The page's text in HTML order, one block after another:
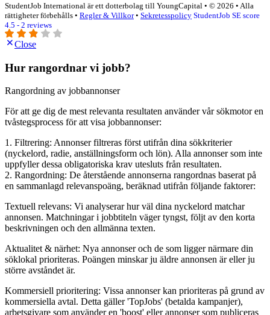
StudentJob International är ett dotterbolag till YoungCapital • © 2026 • Alla
rättigheter förbehålls • Regler & Villkor• Sekretesspolicy StudentJob SE score
4.5 - 2 reviews
Close
Hur rangordnar vi jobb?
Rangordning av jobbannonser
För att ge dig de mest relevanta resultaten använder vår sökmotor en
tvåstegsprocess för att visa jobbannonser:
1. Filtrering: Annonser filtreras först utifrån dina sökkriterier
(nyckelord, radie, anställningsform och lön). Alla annonser som inte
uppfyller dessa obligatoriska krav utesluts från resultaten.
2. Rangordning: De återstående annonserna rangordnas baserat på
en sammanlagd relevanspoäng, beräknad utifrån följande faktorer:
Textuell relevans: Vi analyserar hur väl dina nyckelord matchar
annonsen. Matchningar i jobbtiteln väger tyngst, följt av den korta
beskrivningen och den allmänna texten.
Aktualitet & närhet: Nya annonser och de som ligger närmare din
söklokal prioriteras. Poängen minskar ju äldre annonsen är eller ju
större avståndet är.
Kommersiell prioritering: Vissa annonser kan prioriteras på grund av
kommersiella avtal. Detta gäller 'TopJobs' (betalda kampanjer),
arbetsgivare som använder en 'boost' eller annonser som publiceras